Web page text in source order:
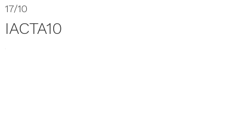
17/10
IACTA10